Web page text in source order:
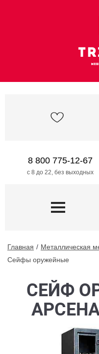
8 800 775-12-67
с 8 до 22, без выходных
Главная Металлическая
Сейфы оружейные
СЕЙФ